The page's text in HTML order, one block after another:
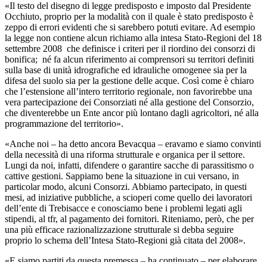
«Il testo del disegno di legge predisposto e imposto dal Presidente
Occhiuto, proprio per la modalità con il quale è stato predisposto è
zeppo di errori evidenti che si sarebbero potuti evitare. Ad esempio
la legge non contiene alcun richiamo alla intesa Stato-Regioni del 18
settembre 2008 che definisce i criteri per il riordino dei consorzi di
bonifica; né fa alcun riferimento ai comprensori su territori definiti
sulla base di unità idrografiche ed idrauliche omogenee sia per la
difesa del suolo sia per la gestione delle acque. Così come è chiaro
che l’estensione all’intero territorio regionale, non favorirebbe una
vera partecipazione dei Consorziati né alla gestione del Consorzio,
che diventerebbe un Ente ancor più lontano dagli agricoltori, né alla
programmazione del territorio».
«Anche noi – ha detto ancora Bevacqua – eravamo e siamo convinti
della necessità di una riforma strutturale e organica per il settore.
Lungi da noi, infatti, difendere o garantire sacche di parassitismo o
cattive gestioni. Sappiamo bene la situazione in cui versano, in
particolar modo, alcuni Consorzi. Abbiamo partecipato, in questi
mesi, ad iniziative pubbliche, a scioperi come quello dei lavoratori
dell’ente di Trebisacce e conosciamo bene i problemi legati agli
stipendi, al tfr, al pagamento dei fornitori. Riteniamo, però, che per
una più efficace razionalizzazione strutturale si debba seguire
proprio lo schema dell’Intesa Stato-Regioni già citata del 2008».